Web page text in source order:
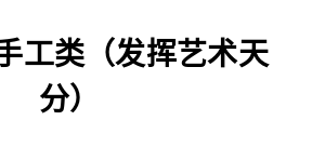
工类（发挥艺术天
分）